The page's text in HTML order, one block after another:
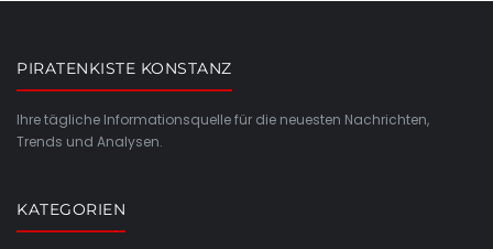
PIRATENKISTE KONSTANZ
Ihre tägliche Informationsquelle für die neuesten Nachrichten,
Trends und Analysen.
KATEGORIEN